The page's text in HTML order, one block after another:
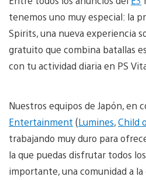
tenemos uno muy especial: la
Spirits, una nueva experiencia
gratuito que combina batallas
con tu actividad diaria en PS
Nuestros equipos de Japón, en
Entertainment (Lumines,Child
trabajando muy duro para
la que puedas disfrutar todos
importante, una comunidad a